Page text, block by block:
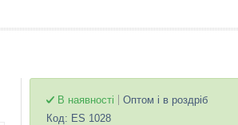
В наявності
Оптом і в роздріб
Код: ES 1028